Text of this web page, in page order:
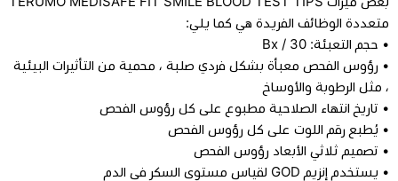
متعددة الوظائف الفريدة هي كما يلي:
• حجم التعبئة: Bx / 30
• رؤوس الفحص معبأة بشكل فردي صلبة ، محمية من التأثيرات البيئية
، مثل الرطوبة والأوساخ
• تاريخ انتهاء الصلاحية مطبوع على كل رؤوس الفحص
• يُطبع رقم اللوت على كل رؤوس الفحص
• تصميم ثلاثي الأبعاد رؤوس الفحص
• يستخدم إنزيم GOD لقياس مستوى السكر في الدم